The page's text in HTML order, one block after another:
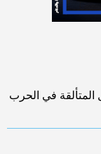
المتألقة في الحرب